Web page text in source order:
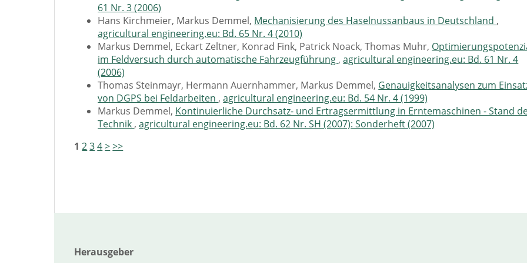
61 Nr. 3 (2006)
Hans Kirchmeier, Markus Demmel, Mechanisierung des Haselnussanbaus in Deutschland ,
agricultural engineering.eu: Bd. 65 Nr. 4 (2010)
Markus Demmel, Eckart Zeltner, Konrad Fink, Patrick Noack, Thomas Muhr,
im Feldversuch durch automatische Fahrzeugführung ,agricultural engineering.eu: Bd. 61 Nr. 4
(2006)
Thomas Steinmayr, Hermann Auernhammer, Markus Demmel, Genauigkeitsanalysen zum
von DGPS bei Feldarbeiten ,agricultural engineering.eu: Bd. 54 Nr. 4 (1999)
Markus Demmel, Kontinuierliche Durchsatz- und Ertragsermittlung in Erntemaschinen - Stand
Technik ,agricultural engineering.eu: Bd. 62 Nr. SH (2007): Sonderheft (2007)
1 234>>>
Herausgeber